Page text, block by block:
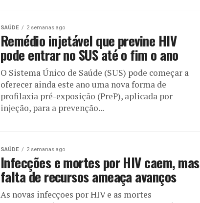
SAÚDE 2 semanas ago
Remédio injetável que previne HIV
pode entrar no SUS até o fim o ano
O Sistema Único de Saúde (SUS) pode começar a
oferecer ainda este ano uma nova forma de
profilaxia pré-exposição (PreP), aplicada por
injeção, para a prevenção...
SAÚDE 2 semanas ago
Infecções e mortes por HIV caem, mas
falta de recursos ameaça avanços
As novas infecções por HIV e as mortes